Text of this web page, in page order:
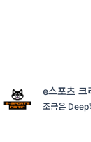
e스포츠 크
조금은 Deep